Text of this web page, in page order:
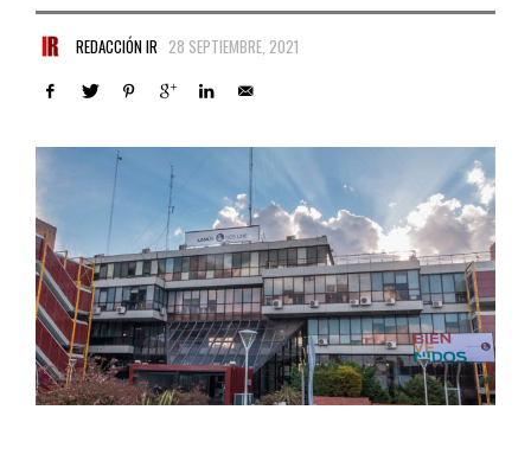
REDACCIÓN IR 28 SEPTIEMBRE, 2021